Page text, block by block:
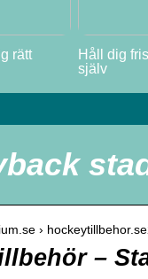
rätt
Håll dig
själv
›
–